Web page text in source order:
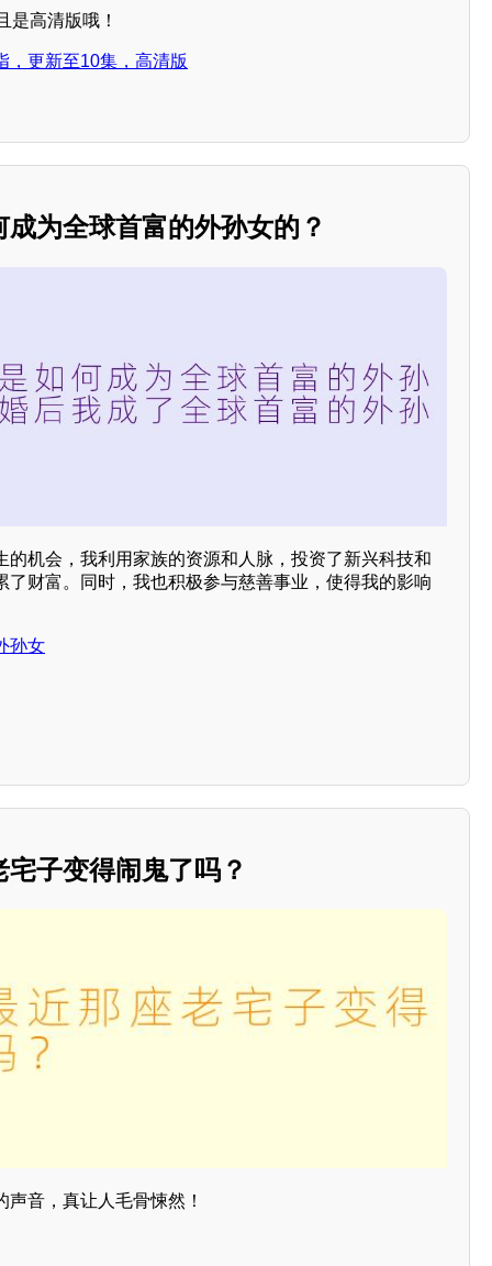
是高清版哦！
，更新至10集，高清版
为全球首富的外孙女的？
的机会，我利用家族的资源和人脉，投资了新兴科技和
了财富。同时，我也积极参与慈善事业，使得我的影响
孙女
子变得闹鬼了吗？
音，真让人毛骨悚然！